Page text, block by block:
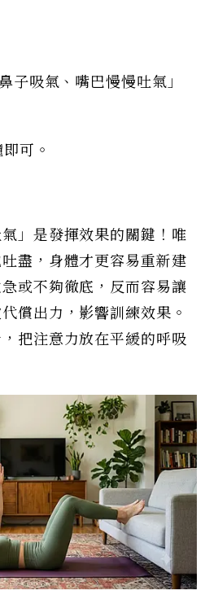
子吸氣、嘴巴慢慢吐氣」
可。
」是發揮效果的關鍵！唯
盡，身體才更容易重新建
或不夠徹底，反而容易讓
償出力，影響訓練效果。
把注意力放在平緩的呼吸